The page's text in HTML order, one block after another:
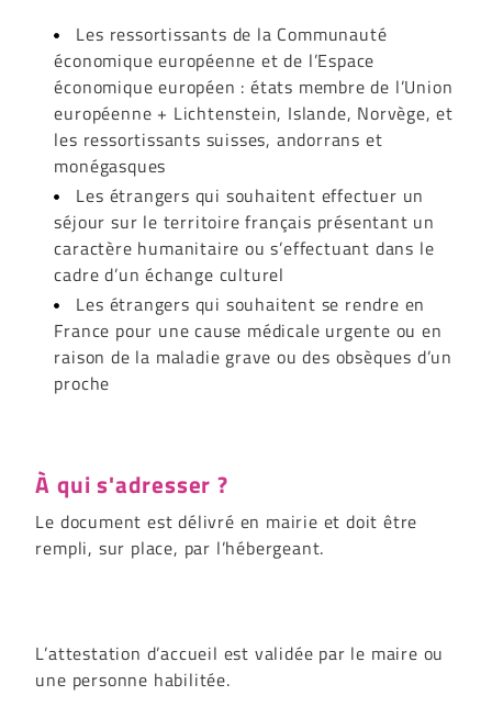
Les ressortissants de la Communauté
économique européenne et de l’Espace
économique européen : états membre de l’Union
européenne + Lichtenstein, Islande, Norvège, et
les ressortissants suisses, andorrans et
monégasques
Les étrangers qui souhaitent effectuer un
séjour sur le territoire français présentant un
caractère humanitaire ou s’effectuant dans le
cadre d’un échange culturel
Les étrangers qui souhaitent se rendre en
France pour une cause médicale urgente ou en
raison de la maladie grave ou des obsèques d’un
proche
À qui s'adresser ?
Le document est délivré en mairie et doit être
rempli, sur place, par l’hébergeant.
L’attestation d’accueil est validée par le maire ou
une personne habilitée.